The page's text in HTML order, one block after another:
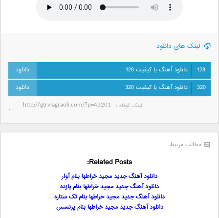
لینک های دانلود
128
دانلود آهنگ با کیفیت 128
320
دانلود آهنگ با کیفیت 320
لینک کوتاه‌ :
مطالب مرتبط
Related Posts:
دانلود آهنگ جدید مجید خراطها بنام آوار
دانلود آهنگ جدید مجید خراطها بنام یازده
دانلود آهنگ جدید مجید خراطها بنام تک ستاره
دانلود آهنگ جدید مجید خراطها بنام پرنسس